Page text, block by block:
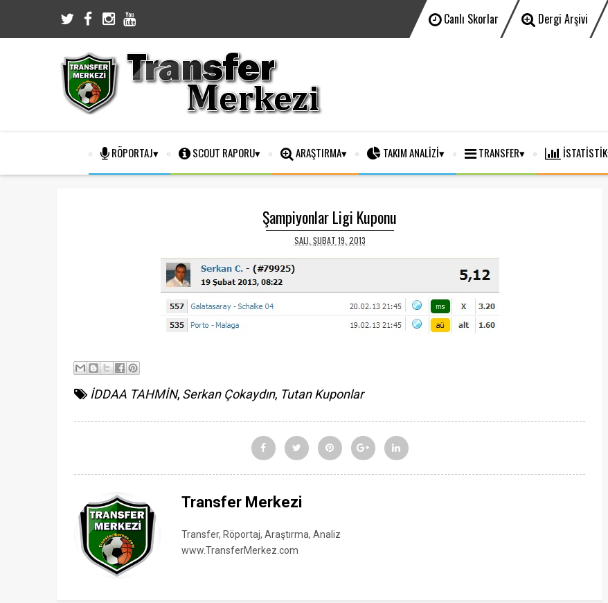
Canlı Skorlar Dergi Arşivi
RÖPORTAJ SCOUT RAPORU ARAŞTIRMA TAKIM ANALİZİ TRANSFER İSTATİSTİK
Şampiyonlar Ligi Kuponu
SALI, ŞUBAT 19, 2013
İDDAA TAHMİN, Serkan Çokaydın, Tutan Kuponlar
Transfer Merkezi
Transfer, Röportaj, Araştırma, Analiz
www.TransferMerkez.com